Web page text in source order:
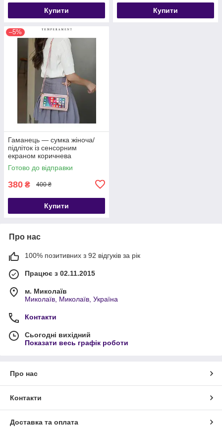
Купити Купити
–5%
Гаманець — сумка жіноча/
підліток із сенсорним
екраном коричнева
Готово до відправки
380 ₴ 400 ₴
Купити
Про нас
100% позитивних з 92 відгуків за рік
Працює з 02.11.2015
м. Миколаїв
Миколаїв, Миколаїв, Україна
Контакти
Сьогодні вихідний
Показати весь графік роботи
Про нас
Контакти
Доставка та оплата